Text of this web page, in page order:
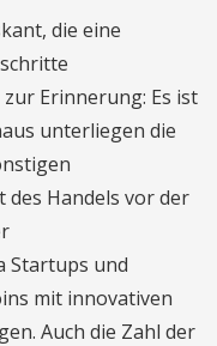
die eine
Erinnerung: Es ist
unterliegen die
Handels vor der
Startups und
mit innovativen
Auch die Zahl der